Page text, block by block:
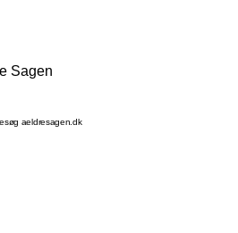
Sagen
aeldresagen.dk